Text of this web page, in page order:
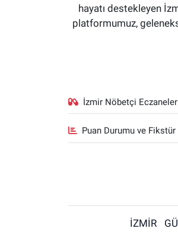
hayatı destekleyen
platformumuz,
İzmir Nöbetçi Eczaneler
Puan Durumu ve Fikstür
İZMİR